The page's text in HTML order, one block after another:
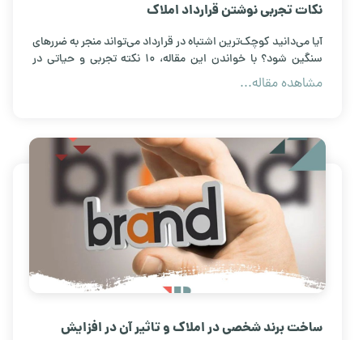
نکات تجربی نوشتن قرارداد املاک
آیا می‌دانید کوچک‌ترین اشتباه در قرارداد می‌تواند منجر به ضررهای
سنگین شود؟ با خواندن این مقاله، ۱۰ نکته تجربی و حیاتی در
نوشتن قرارداد ملکی را بیاموزید و از کلاهبرداری‌های رایج، خلع ید
مشاهده مقاله...
ساخت برند شخصی در املاک و تاثیر آن در افزایش